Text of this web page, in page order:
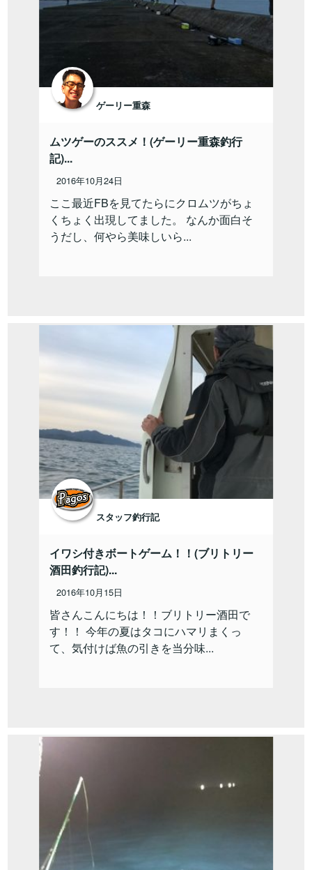
ゲーリー重森
ムツゲーのススメ！(ゲーリー重森釣行
記)...
2016年10月24日
ここ最近FBを見てたらにクロムツがちょ
くちょく出現してました。 なんか面白そ
うだし、何やら美味しいら...
スタッフ釣行記
イワシ付きボートゲーム！！(ブリトリー
酒田釣行記)...
2016年10月15日
皆さんこんにちは！！ブリトリー酒田で
す！！ 今年の夏はタコにハマリまくっ
て、気付けば魚の引きを当分味...